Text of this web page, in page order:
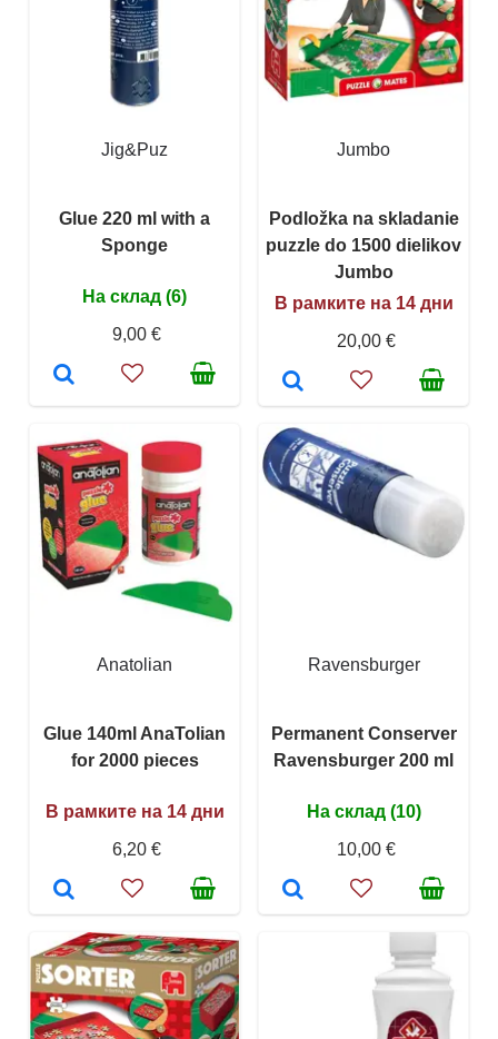
Jig&Puz
Glue 220 ml with a
Sponge
На склад (6)
9,00 €
Jumbo
Podložka na skladanie
puzzle do 1500 dielikov
Jumbo
В рамките на 14 дни
20,00 €
Anatolian
Glue 140ml AnaTolian
for 2000 pieces
В рамките на 14 дни
6,20 €
Ravensburger
Permanent Conserver
Ravensburger 200 ml
На склад (10)
10,00 €